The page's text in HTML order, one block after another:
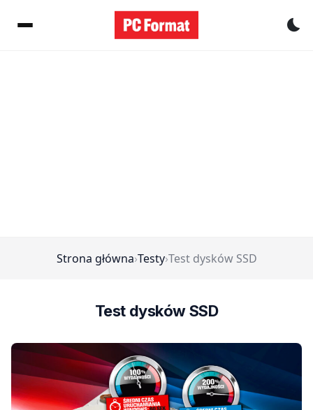
Strona główna›Testy›Test dysków SSD
Test dysków SSD